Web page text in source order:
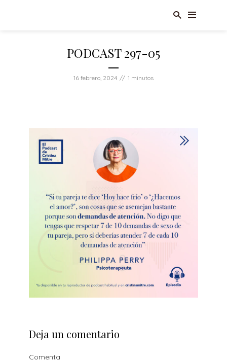
PODCAST 297-05
16 febrero, 2024 1 minutos
Deja un comentario
Comenta